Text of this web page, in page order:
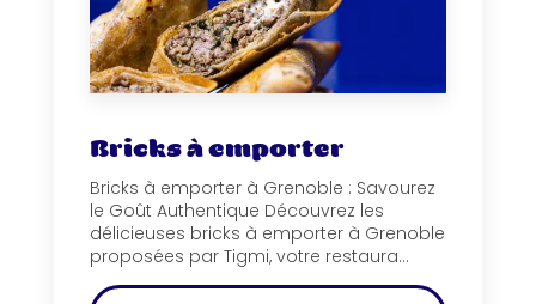
Bricks à emporter
Bricks à emporter à Grenoble : Savourez
le Goût Authentique Découvrez les
délicieuses bricks à emporter à Grenoble
proposées par Tigmi, votre restaura...